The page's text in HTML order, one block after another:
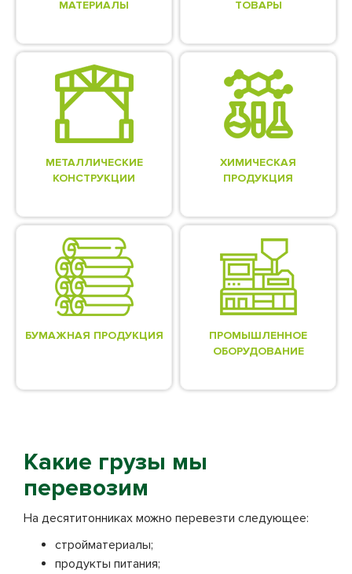
МАТЕРИАЛЫ ТОВАРЫ
МЕТАЛЛИЧЕСКИЕ
КОНСТРУКЦИИ
ХИМИЧЕСКАЯ
ПРОДУКЦИЯ
БУМАЖНАЯ ПРОДУКЦИЯ
ПРОМЫШЛЕННОЕ
ОБОРУДОВАНИЕ
Какие грузы мы
перевозим
На десятитонниках можно перевезти следующее:
стройматериалы;
продукты питания;